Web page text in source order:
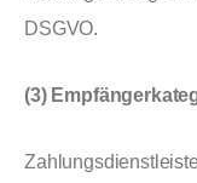
DSGVO.
(3)